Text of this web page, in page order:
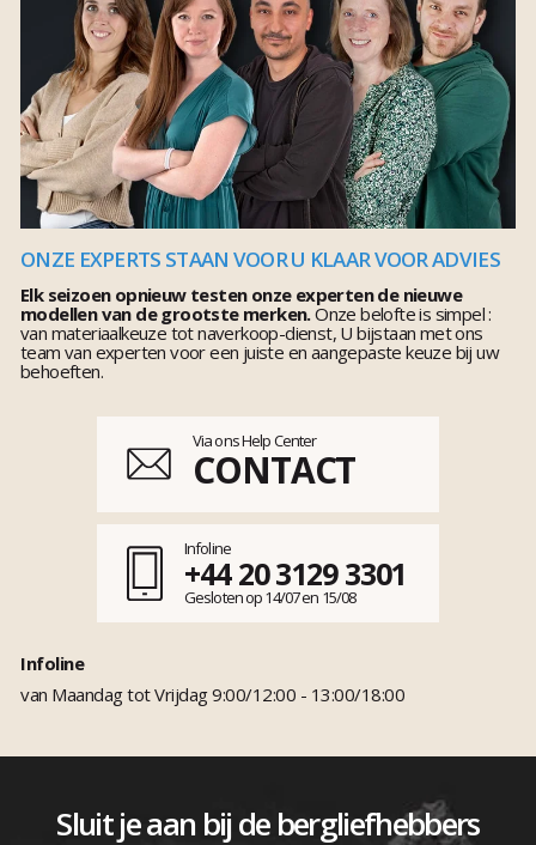
ONZE EXPERTS STAAN VOOR U KLAAR VOOR ADVIES
Elk seizoen opnieuw testen onze experten de nieuwe
modellen van de grootste merken.Onze belofte is simpel :
van materiaalkeuze tot naverkoop-dienst, U bijstaan met ons
team van experten voor een juiste en aangepaste keuze bij uw
behoeften.
Via ons Help Center
CONTACT
Infoline
+44 20 3129 3301
Gesloten op 14/07 en 15/08
Infoline
van Maandag tot Vrijdag 9:00/12:00 - 13:00/18:00
Sluit je aan bij de bergliefhebbers